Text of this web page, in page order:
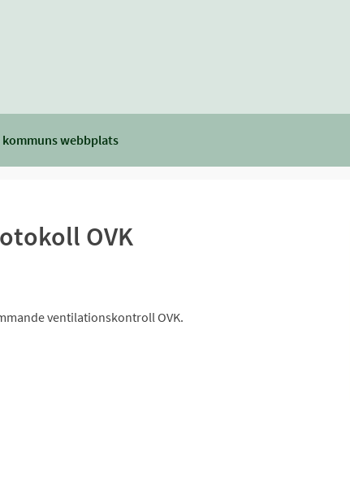
webbplats
OVK
ventilationskontroll OVK.